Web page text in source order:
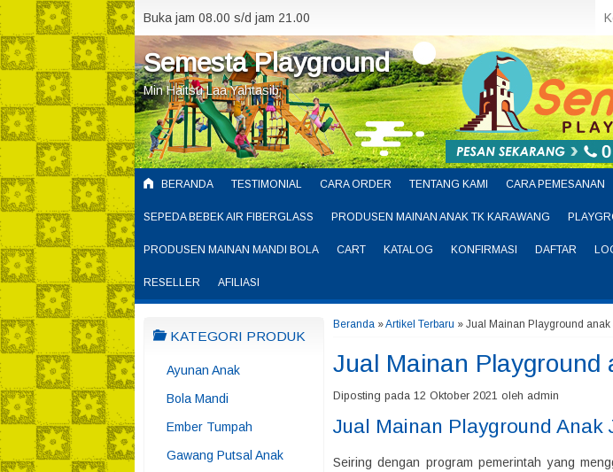
Buka jam 08.00 s/d jam 21.00
Semesta Playground
Min Haitsu Laa Yahtasib
BERANDA TESTIMONIAL CARA ORDER TENTANG KAMI CARA PEMESANAN
SEPEDA BEBEK AIR FIBERGLASS PRODUSEN MAINAN ANAK TK KARAWANG
PRODUSEN MAINAN MANDI BOLA CART KATALOG KONFIRMASI DAFTAR
RESELLER AFILIASI
KATEGORI PRODUK
Ayunan Anak
Bola Mandi
Ember Tumpah
Gawang Putsal Anak
Beranda »Artikel Terbaru » Jual Mainan Playground anak
Jual Mainan Playground
Diposting pada 12 Oktober 2021 oleh admin
Jual Mainan Playground Anak
Seiring dengan program pemerintah yang